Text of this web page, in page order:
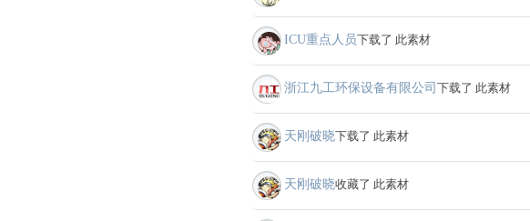
ICU重点人员下载了 此素材
浙江九工环保设备有限公司 下载了 此素材
天刚破晓下载了 此素材
天刚破晓收藏了 此素材